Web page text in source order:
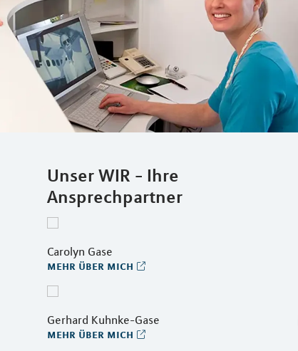
Unser WIR - Ihre
Ansprechpartner
Carolyn Gase
mehr über mich
Gerhard Kuhnke-Gase
mehr über mich